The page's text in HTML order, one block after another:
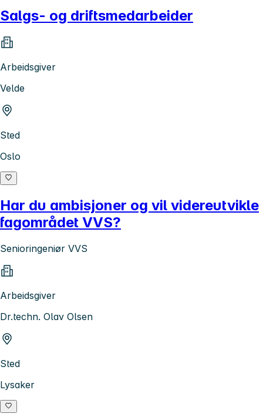
Salgs- og driftsmedarbeider
Arbeidsgiver
Velde
Sted
Oslo
Har du ambisjoner og vil videreutvikle
fagområdet VVS?
Senioringeniør VVS
Arbeidsgiver
Dr.techn. Olav Olsen
Sted
Lysaker